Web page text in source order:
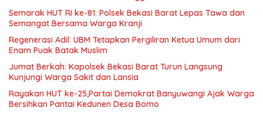
Semarak HUT RI ke-81: Polsek Bekasi Barat Lepas Tawa dan
Semangat Bersama Warga Kranji
Regenerasi Adil: UBM Tetapkan Pergiliran Ketua Umum dari
Enam Puak Batak Muslim
Jumat Berkah: Kapolsek Bekasi Barat Turun Langsung
Kunjungi Warga Sakit dan Lansia
Rayakan HUT ke-25,Partai Demokrat Banyuwangi Ajak Warga
Bersihkan Pantai Kedunen Desa Bomo